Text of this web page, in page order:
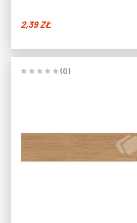
2,39ZŁ
(0)